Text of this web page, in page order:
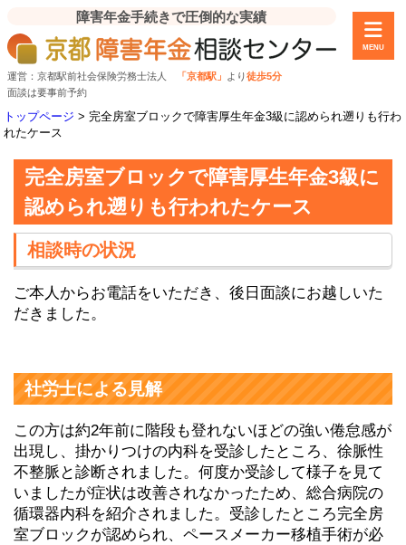
障害年金手続きで圧倒的な実績
運営：京都駅前社会保険労務士法人 「京都駅」 より徒歩5分
面談は要事前予約
MENU
トップページ >完全房室ブロックで障害厚生年金3級に認められ遡りも行わ
れたケース
完全房室ブロックで障害厚生年金3級に
認められ遡りも行われたケース
相談時の状況
ご本人からお電話をいただき、後日面談にお越しいた
だきました。
社労士による見解
この方は約2年前に階段も登れないほどの強い倦怠感が
出現し、掛かりつけの内科を受診したところ、徐脈性
不整脈と診断されました。何度か受診して様子を見て
いましたが症状は改善されなかったため、総合病院の
循環器内科を紹介されました。受診したところ完全房
室ブロックが認められ、ペースメーカー移植手術が必